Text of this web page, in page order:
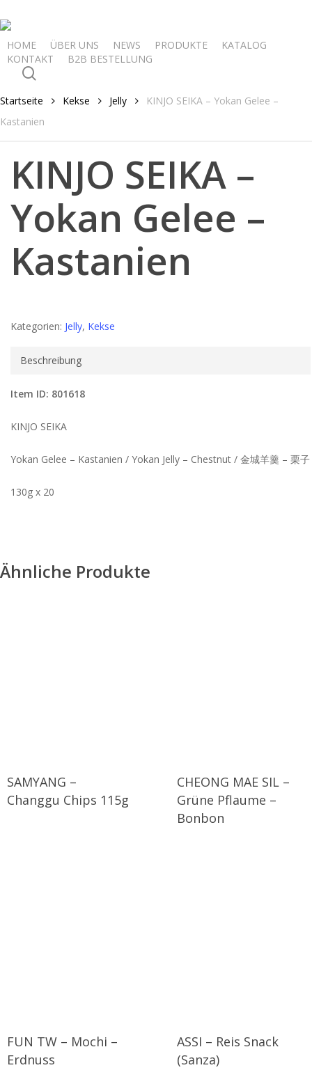
to
main
content
HOME ÜBER UNS NEWS PRODUKTE
KATALOG
KONTAKT
B2B BESTELLUNG
Startseite Kekse Jelly
KINJO SEIKA – Yokan Gelee –
Kastanien
KINJO SEIKA –
Yokan Gelee –
Kastanien
Kategorien: Jelly, Kekse
Beschreibung
Item ID: 801618
KINJO SEIKA
Yokan Gelee – Kastanien / Yokan Jelly – Chestnut / 金城羊羹 – 栗子
130g x 20
Ähnliche Produkte
SAMYANG –
Changgu Chips 115g
CHEONG MAE SIL –
Grüne Pflaume –
Bonbon
FUN TW – Mochi –
Erdnuss
ASSI – Reis Snack
(Sanza)